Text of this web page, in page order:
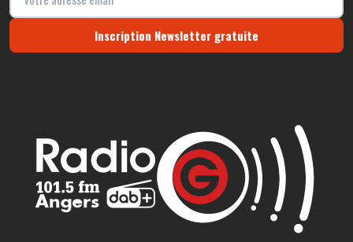
Inscription Newsletter gratuite